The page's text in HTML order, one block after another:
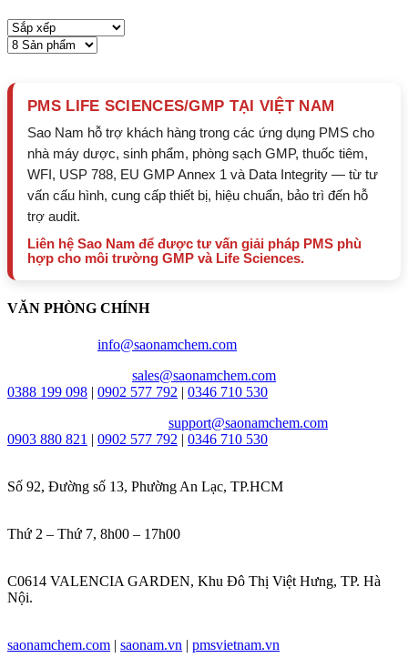
PMS LIFE SCIENCES/GMP TẠI VIỆT NAM
Sao Nam hỗ trợ khách hàng trong các ứng dụng PMS cho
nhà máy dược, sinh phẩm, phòng sạch GMP, thuốc tiêm,
WFI, USP 788, EU GMP Annex 1 và Data Integrity — từ tư
vấn cấu hình, cung cấp thiết bị, hiệu chuẩn, bảo trì đến hỗ
trợ audit.
Liên hệ Sao Nam để được tư vấn giải pháp PMS phù
hợp cho môi trường GMP và Life Sciences.
VĂN PHÒNG CHÍNH
info@saonamchem.com
sales@saonamchem.com
0388 199 098 | 0902 577 792 | 0346 710 530
support@saonamchem.com
0903 880 821 | 0902 577 792 | 0346 710 530
Số 92, Đường số 13, Phường An Lạc, TP.HCM
Thứ 2 – Thứ 7, 8h00 – 17h00
C0614 VALENCIA GARDEN, Khu Đô Thị Việt Hưng, TP. Hà
Nội.
saonamchem.com | saonam.vn | pmsvietnam.vn